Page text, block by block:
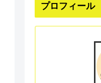
プロフィール